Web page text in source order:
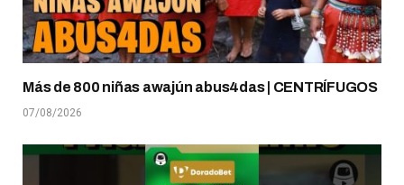
Más de 800 niñas awajún abus4das | CENTRÍFUGOS
07/08/2026